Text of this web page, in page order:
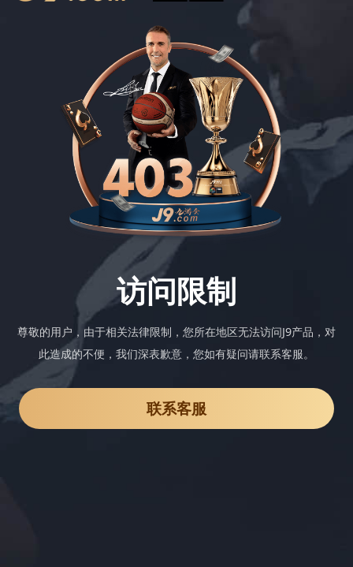
访问限制
尊敬的用户，由于相关法律限制，您所在地区无法访问J9产品，对
此造成的不便，我们深表歉意，您如有疑问请联系客服。
联系客服